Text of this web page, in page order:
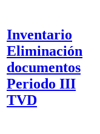
Inventario
Eliminación
documentos
Periodo III
TVD